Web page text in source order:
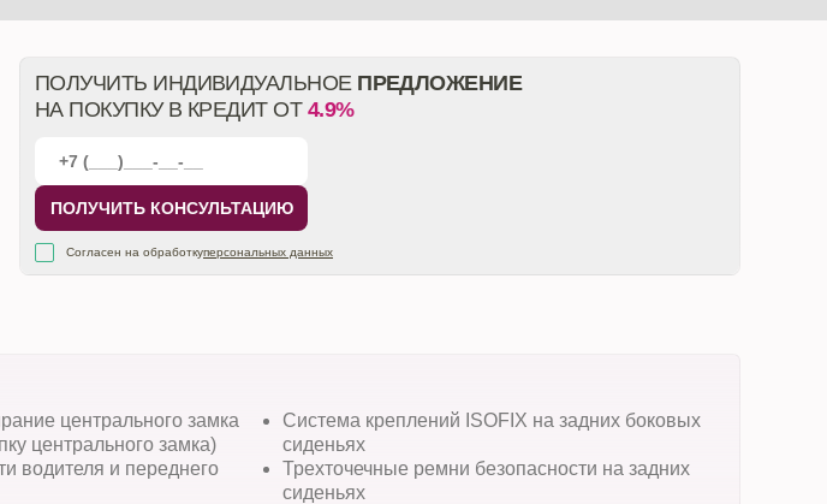
ПОЛУЧИТЬ ИНДИВИДУАЛЬНОЕ ПРЕДЛОЖЕНИЕ
НА ПОКУПКУ В КРЕДИТ ОТ 4.9%
ПОЛУЧИТЬ КОНСУЛЬТАЦИЮ
Согласен на обработкуперсональных данных
центрального замка
центрального замка)
водителя и переднего
Система креплений ISOFIX на задних боковых
сиденьях
Трехточечные ремни безопасности на задних
сиденьях